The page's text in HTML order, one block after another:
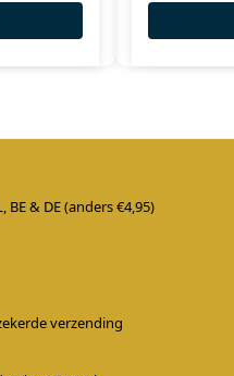
& DE (anders €4,95)
verzending